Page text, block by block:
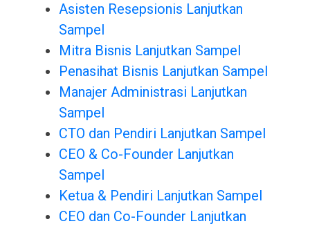
Asisten Resepsionis Lanjutkan
Sampel
Mitra Bisnis Lanjutkan Sampel
Penasihat Bisnis Lanjutkan Sampel
Manajer Administrasi Lanjutkan
Sampel
CTO dan Pendiri Lanjutkan Sampel
CEO & Co-Founder Lanjutkan
Sampel
Ketua & Pendiri Lanjutkan Sampel
CEO dan Co-Founder Lanjutkan